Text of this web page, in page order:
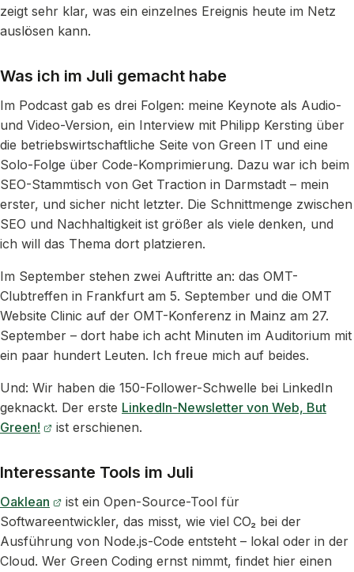
zeigt sehr klar, was ein einzelnes Ereignis heute im Netz
auslösen kann.
Was ich im Juli gemacht habe
Im Podcast gab es drei Folgen: meine Keynote als Audio-
und Video-Version, ein Interview mit Philipp Kersting über
die betriebswirtschaftliche Seite von Green IT und eine
Solo-Folge über Code-Komprimierung. Dazu war ich beim
SEO-Stammtisch von Get Traction in Darmstadt – mein
erster, und sicher nicht letzter. Die Schnittmenge zwischen
SEO und Nachhaltigkeit ist größer als viele denken, und
ich will das Thema dort platzieren.
Im September stehen zwei Auftritte an: das OMT-
Clubtreffen in Frankfurt am 5. September und die OMT
Website Clinic auf der OMT-Konferenz in Mainz am 27.
September – dort habe ich acht Minuten im Auditorium mit
ein paar hundert Leuten. Ich freue mich auf beides.
Und: Wir haben die 150-Follower-Schwelle bei LinkedIn
geknackt. Der erste LinkedIn-Newsletter von Web, But
Green!
ist erschienen.
Interessante Tools im Juli
Oaklean
ist ein Open-Source-Tool für
Softwareentwickler, das misst, wie viel CO₂ bei der
Ausführung von Node.js-Code entsteht – lokal oder in der
Cloud. Wer Green Coding ernst nimmt, findet hier einen